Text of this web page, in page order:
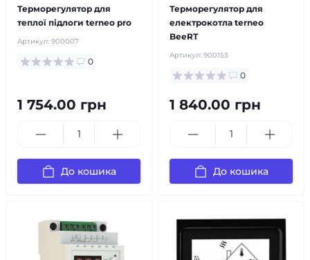
Терморегулятор для
теплої підлоги terneo pro
Артикул: 900007
0
1 754.00 грн
До кошика
Терморегулятор для
електрокотла terneo
BeeRT
Артикул: 900153
0
1 840.00 грн
До кошика